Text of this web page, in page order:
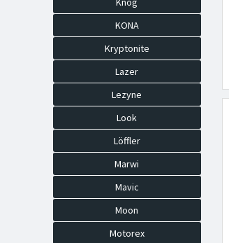
KONA
Kryptonite
Lazer
Lezyne
Look
Löffler
Marwi
Mavic
Moon
Motorex